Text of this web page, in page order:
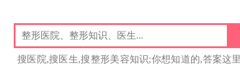
搜医院,搜医生,搜整形美容知识;你想知道的,答案这